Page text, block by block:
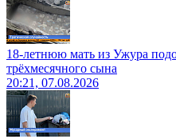
18-летнюю мать из Ужура
трёхмесячного сына
20:21, 07.08.2026